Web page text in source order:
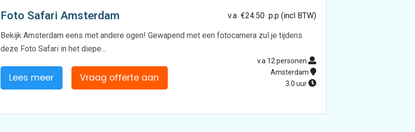
Foto Safari Amsterdam v.a €24.50p.p (incl BTW)
Bekijk Amsterdam eens met andere ogen! Gewapend met een fotocamera zul je tijdens
deze Foto Safari in het diepe…
v.a 12 personen
Amsterdam
3.0 uur
Lees meer Vraag offerte aan